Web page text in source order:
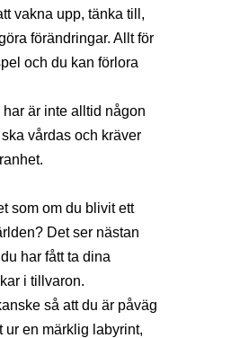
vakna upp, tänka till,
förändringar. Allt för
och du kan förlora
har är inte alltid någon
vårdas och kräver
som om du blivit ett
Det ser nästan
har fått ta dina
i tillvaron.
så att du är påväg
ur en märklig labyrint,